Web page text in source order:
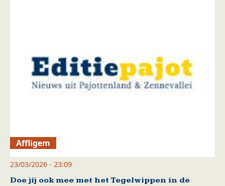
Affligem
23/03/2026 - 23:09
Doe jij ook mee met het Tegelwippen in de